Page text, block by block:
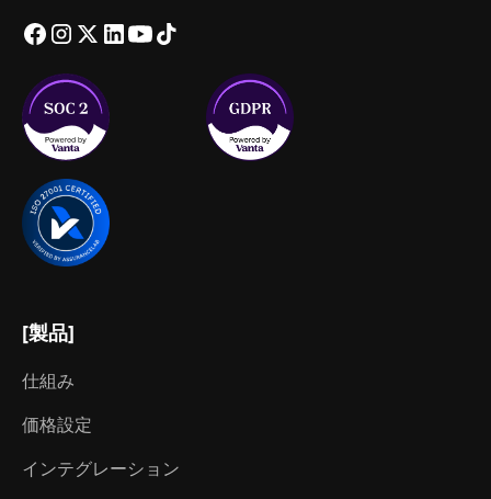
[製品]
仕組み
価格設定
インテグレーション